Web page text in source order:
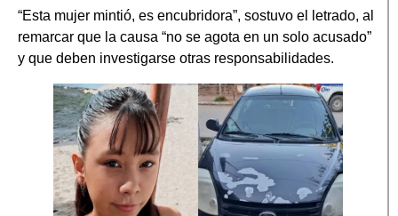
“Esta mujer mintió, es encubridora”, sostuvo el letrado, al
remarcar que la causa “no se agota en un solo acusado”
y que deben investigarse otras responsabilidades.